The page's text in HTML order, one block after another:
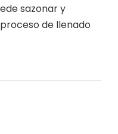
sazonar y
de llenado